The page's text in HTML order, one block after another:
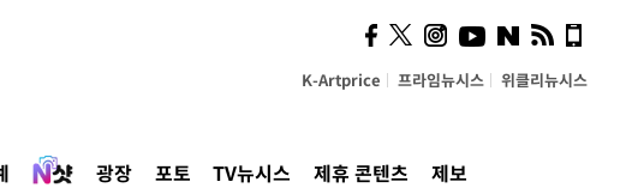
K-Artprice 프라임뉴시스 위클리뉴시스
광장 포토 TV뉴시스 제휴 콘텐츠 제보